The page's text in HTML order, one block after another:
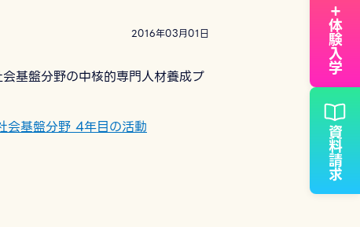
2016年03月01日
基盤分野の中核的専門人材養成プ
会基盤分野 4年目の活動
＋体験入学
資料請求